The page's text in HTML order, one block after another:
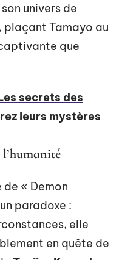
univers de
plaçant Tamayo au
que
secrets des
leurs mystères
de « Demon
paradoxe :
elle
en quête de